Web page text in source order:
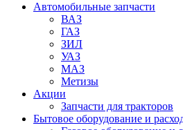
Автомобильные запчасти
ВАЗ
ГАЗ
ЗИЛ
УАЗ
МАЗ
Метизы
Акции
Запчасти для тракторов
Бытовое оборудование и